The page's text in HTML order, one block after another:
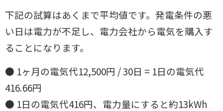
下記の試算はあくまで平均値です。発電条件の悪
い日は電力が不足し、電力会社から電気を購入す
ることになります。
● 1ヶ月の電気代12,500円 / 30日 = 1日の電気代
416.66円
● 1日の電気代416円、電力量にすると約13kWh